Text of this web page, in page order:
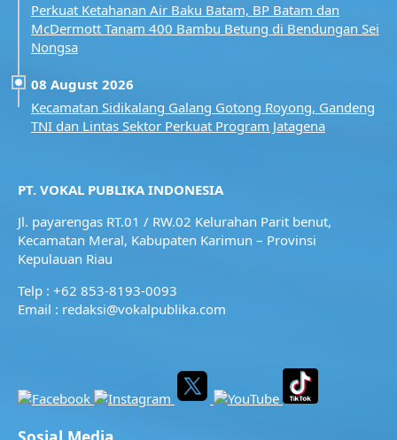
Perkuat Ketahanan Air Baku Batam, BP Batam dan
McDermott Tanam 400 Bambu Betung di Bendungan Sei
Nongsa
08 August 2026
Kecamatan Sidikalang Galang Gotong Royong, Gandeng
TNI dan Lintas Sektor Perkuat Program Jatagena
PT. VOKAL PUBLIKA INDONESIA
Jl. payarengas RT.01 / RW.02 Kelurahan Parit benut,
Kecamatan Meral, Kabupaten Karimun – Provinsi
Kepulauan Riau
Telp : +62 853-8193-0093
Email : redaksi@vokalpublika.com